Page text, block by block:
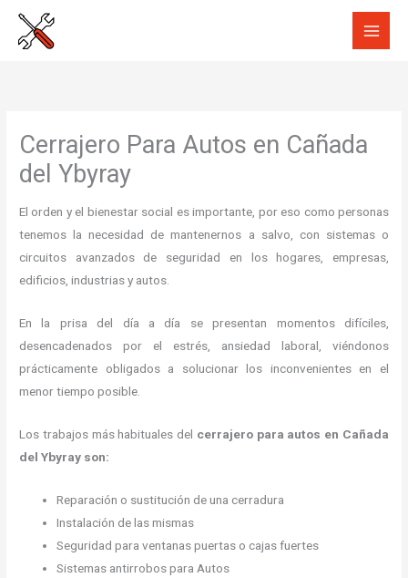
Cerrajero Para Autos en Cañada
del Ybyray
El orden y el bienestar social es importante, por eso como personas
tenemos la necesidad de mantenernos a salvo, con sistemas o
circuitos avanzados de seguridad en los hogares, empresas,
edificios, industrias y autos.
En la prisa del día a día se presentan momentos difíciles,
desencadenados por el estrés, ansiedad laboral, viéndonos
prácticamente obligados a solucionar los inconvenientes en el
menor tiempo posible.
Los trabajos más habituales del cerrajero para autos en Cañada
del Ybyray son:
Reparación o sustitución de una cerradura
Instalación de las mismas
Seguridad para ventanas puertas o cajas fuertes
Sistemas antirrobos para Autos